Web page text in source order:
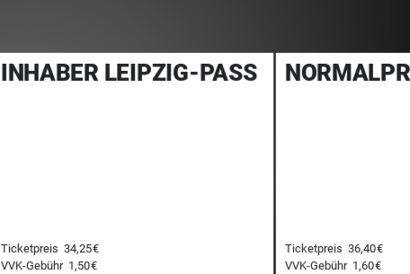
INHABER LEIPZIG-PASS
Ticketpreis 34,25 €
VVK-Gebühr 1,50 €
Ticketpreis 36,40 €
VVK-Gebühr 1,60 €